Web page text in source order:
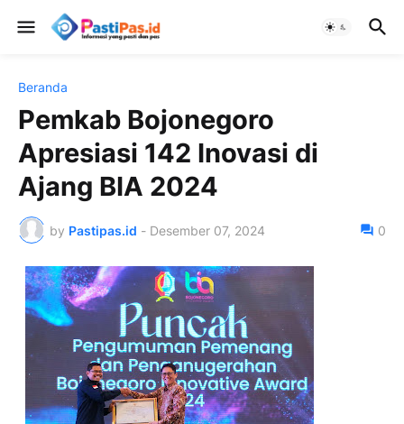
Beranda
Pemkab Bojonegoro
Apresiasi 142 Inovasi di
Ajang BIA 2024
by Pastipas.id - Desember 07, 2024 0